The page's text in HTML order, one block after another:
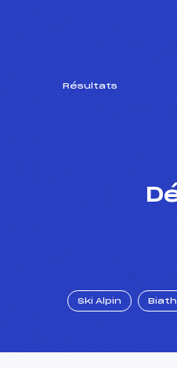
Résultats
Ski Alpin